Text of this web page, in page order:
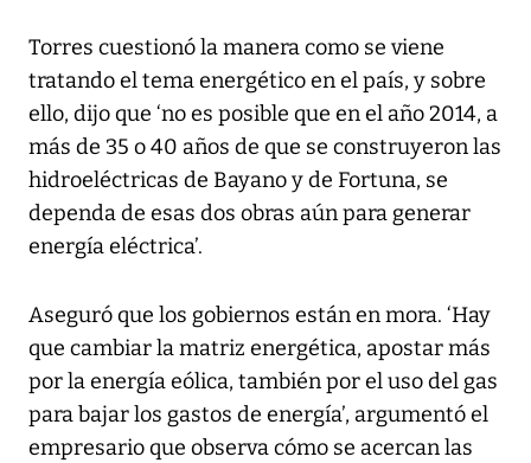
Torres cuestionó la manera como se viene
tratando el tema energético en el país, y sobre
ello, dijo que ‘no es posible que en el año 2014, a
más de 35 o 40 años de que se construyeron las
hidroeléctricas de Bayano y de Fortuna, se
dependa de esas dos obras aún para generar
energía eléctrica’.
Aseguró que los gobiernos están en mora. ‘Hay
que cambiar la matriz energética, apostar más
por la energía eólica, también por el uso del gas
para bajar los gastos de energía’, argumentó el
empresario que observa cómo se acercan las